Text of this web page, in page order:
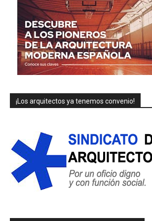
¡Los arquitectos ya tenemos convenio!